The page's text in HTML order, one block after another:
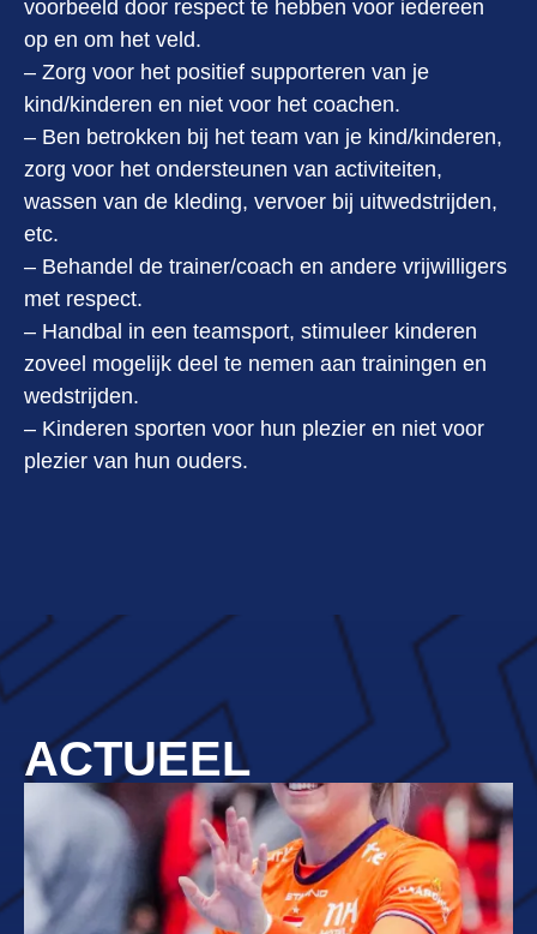
voorbeeld door respect te hebben voor iedereen
op en om het veld.
– Zorg voor het positief supporteren van je
kind/kinderen en niet voor het coachen.
– Ben betrokken bij het team van je kind/kinderen,
zorg voor het ondersteunen van activiteiten,
wassen van de kleding, vervoer bij uitwedstrijden,
etc.
– Behandel de trainer/coach en andere vrijwilligers
met respect.
– Handbal in een teamsport, stimuleer kinderen
zoveel mogelijk deel te nemen aan trainingen en
wedstrijden.
– Kinderen sporten voor hun plezier en niet voor
plezier van hun ouders.
ACTUEEL